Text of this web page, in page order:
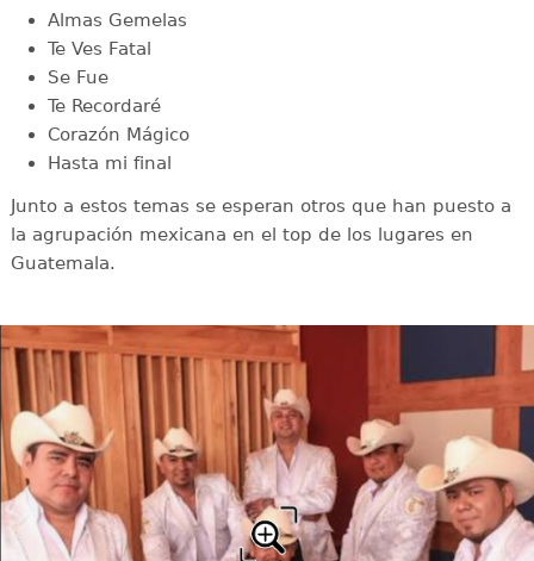
Almas Gemelas
Te Ves Fatal
Se Fue
Te Recordaré
Corazón Mágico
Hasta mi final
Junto a estos temas se esperan otros que han puesto a
la agrupación mexicana en el top de los lugares en
Guatemala.